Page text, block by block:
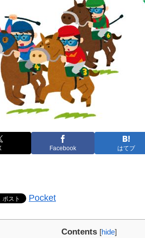
Facebook はてブ
Pocket
Contents [hide]